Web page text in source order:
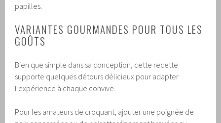
papilles.
VARIANTES GOURMANDES POUR TOUS LES
GOÛTS
Bien que simple dans sa conception, cette recette
supporte quelques détours délicieux pour adapter
l’expérience à chaque convive.
Pour les amateurs de croquant, ajouter une poignée de